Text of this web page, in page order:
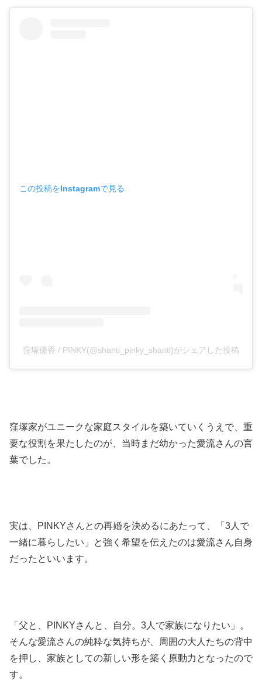
この投稿をInstagramで見る
窪塚優香 / PINKY(@shanti_pinky_shanti)がシェアした投稿
窪塚家がユニークな家庭スタイルを築いていくうえで、重
要な役割を果たしたのが、当時まだ幼かった愛流さんの言
葉でした。
実は、PINKYさんとの再婚を決めるにあたって、「3人で
一緒に暮らしたい」と強く希望を伝えたのは愛流さん自身
だったといいます。
「父と、PINKYさんと、自分。3人で家族になりたい」。
そんな愛流さんの純粋な気持ちが、周囲の大人たちの背中
を押し、家族としての新しい形を築く原動力となったので
す。